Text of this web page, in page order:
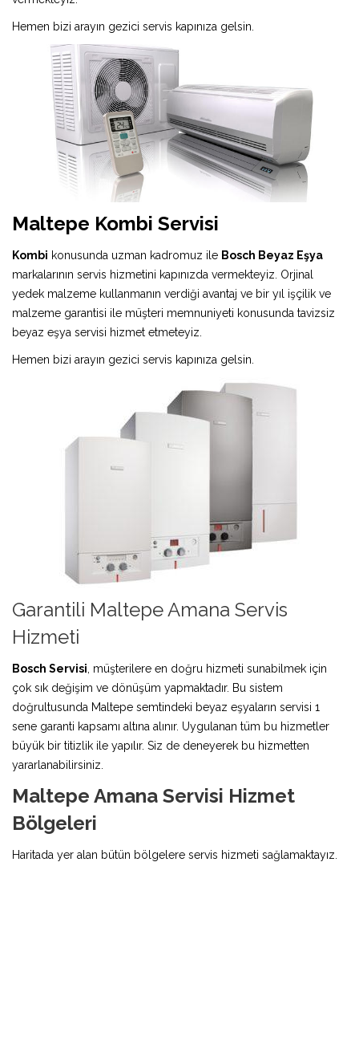
Hemen bizi arayın gezici servis kapınıza gelsin.
Maltepe Kombi Servisi
Kombi konusunda uzman kadromuz ile Bosch Beyaz Eşya
markalarının servis hizmetini kapınızda vermekteyiz. Orjinal
yedek malzeme kullanmanın verdiği avantaj ve bir yıl işçilik ve
malzeme garantisi ile müşteri memnuniyeti konusunda tavizsiz
beyaz eşya servisi hizmet etmeteyiz.
Hemen bizi arayın gezici servis kapınıza gelsin.
Garantili Maltepe Amana Servis
Hizmeti
Bosch Servisi , müşterilere en doğru hizmeti sunabilmek için
çok sık değişim ve dönüşüm yapmaktadır. Bu sistem
doğrultusunda Maltepe semtindeki beyaz eşyaların servisi 1
sene garanti kapsamı altına alınır. Uygulanan tüm bu hizmetler
büyük bir titizlik ile yapılır. Siz de deneyerek bu hizmetten
yararlanabilirsiniz.
Maltepe Amana Servisi Hizmet
Bölgeleri
Haritada yer alan bütün bölgelere servis hizmeti sağlamaktayız.